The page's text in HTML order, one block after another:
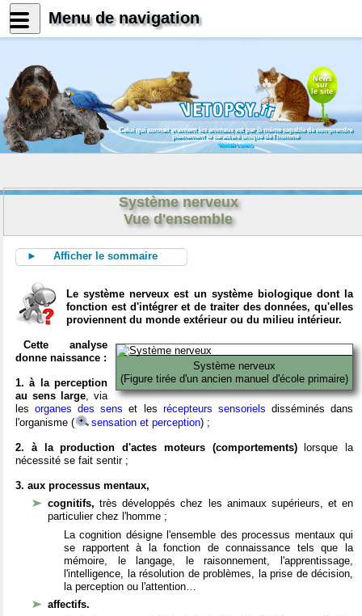
News
sur
le site
Celui qui connait vraiment les animaux est par là même capable de comprendre
pleinement le caractère unique de l'homme
Konrad Lorenz
Système nerveux
Vue d'ensemble
► Afficher le sommaire
Le système nerveux est un système biologique dont la
fonction est d'intégrer et de traiter des données, qu'elles
proviennent du monde extérieur ou du milieu intérieur.
Système nerveux
(Figure tirée d'un ancien manuel d'école primaire)
Cette analyse
donne naissance :
1. à la perception
au sens large, via
lesorganes des sens et les récepteurs sensoriels disséminés dans
l'organisme (
sensation et perception) ;
2. à la production d'actes moteurs (comportements)lorsque la
nécessité se fait sentir ;
3. aux processus mentaux,
cognitifs,très développés chez les animaux supérieurs, et en
particulier chez l'homme ;
La cognition désigne l'ensemble des processus mentaux qui
se rapportent à la fonction de connaissance tels que la
mémoire, le langage, le raisonnement, l'apprentissage,
l'intelligence, la résolution de problèmes, la prise de décision,
la perception ou l'attention…
affectifs.
Menu de navigation